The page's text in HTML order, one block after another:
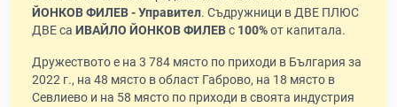
ЙОНКОВ ФИЛЕВ - Управител. Съдружници в ДВЕ ПЛЮС
ДВЕ са ИВАЙЛО ЙОНКОВ ФИЛЕВс 100%от капитала.
Дружеството е на 3 784 място по приходи в България за
2022 г., на 48 място в област Габрово, на 18 място в
Севлиево и на 58 място по приходи в своята индустрия